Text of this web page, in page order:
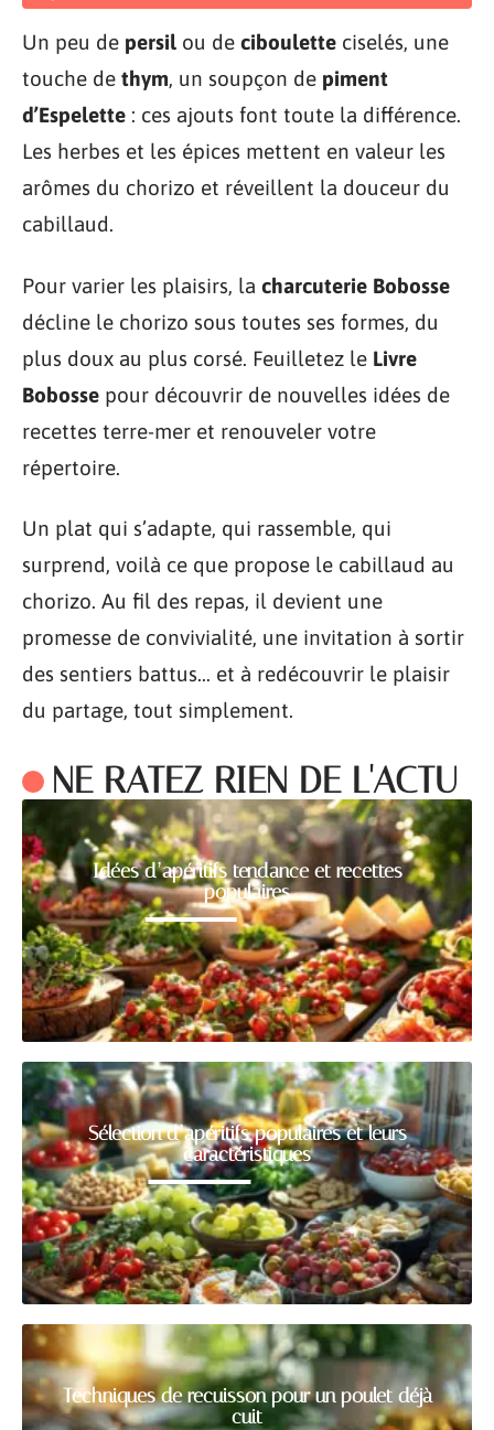
Un peu de persil ou de ciboulette ciselés, une
touche de thym, un soupçon de piment
d’Espelette : ces ajouts font toute la différence.
Les herbes et les épices mettent en valeur les
arômes du chorizo et réveillent la douceur du
cabillaud.
Pour varier les plaisirs, la charcuterie Bobosse
décline le chorizo sous toutes ses formes, du
plus doux au plus corsé. Feuilletez le Livre
Bobosse pour découvrir de nouvelles idées de
recettes terre-mer et renouveler votre
répertoire.
Un plat qui s’adapte, qui rassemble, qui
surprend, voilà ce que propose le cabillaud au
chorizo. Au fil des repas, il devient une
promesse de convivialité, une invitation à sortir
des sentiers battus… et à redécouvrir le plaisir
du partage, tout simplement.
NE RATEZ RIEN DE L'ACTU
Idées d’apéritifs tendance et recettes
populaires
Sélection d’apéritifs populaires et leurs
caractéristiques
Techniques de recuisson pour un poulet déjà
cuit